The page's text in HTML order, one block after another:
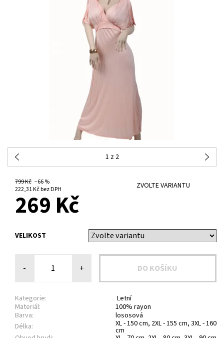
1 z 2
799 Kč –66 %
222,31 Kč bez DPH
ZVOLTE VARIANTU
269 Kč
VELIKOST
- +
Kategorie:
Letní
Materiál:
100% rayon
Barva:
lososová
Délka:
XL - 150 cm, 2XL - 155 cm, 3XL - 160
cm